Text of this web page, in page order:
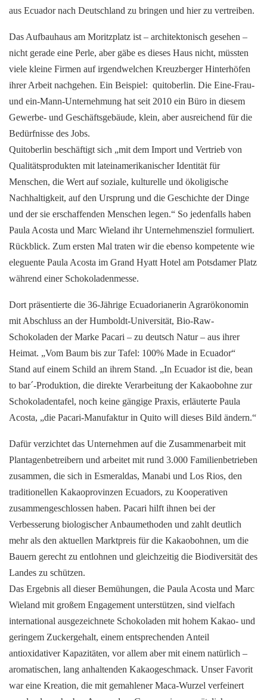
aus Ecuador nach Deutschland zu bringen und hier zu vertreiben.
Das Aufbauhaus am Moritzplatz ist – architektonisch gesehen –
nicht gerade eine Perle, aber gäbe es dieses Haus nicht, müssten
viele kleine Firmen auf irgendwelchen Kreuzberger Hinterhöfen
ihrer Arbeit nachgehen. Ein Beispiel: quitoberlin. Die Eine-Frau-
und ein-Mann-Unternehmung hat seit 2010 ein Büro in diesem
Gewerbe- und Geschäftsgebäude, klein, aber ausreichend für die
Bedürfnisse des Jobs.
Quitoberlin beschäftigt sich „mit dem Import und Vertrieb von
Qualitätsprodukten mit lateinamerikanischer Identität für
Menschen, die Wert auf soziale, kulturelle und ökoligische
Nachhaltigkeit, auf den Ursprung und die Geschichte der Dinge
und der sie erschaffenden Menschen legen.“ So jedenfalls haben
Paula Acosta und Marc Wieland ihr Unternehmensziel formuliert.
Rückblick. Zum ersten Mal traten wir die ebenso kompetente wie
eleguente Paula Acosta im Grand Hyatt Hotel am Potsdamer Platz
während einer Schokoladenmesse.
Dort präsentierte die 36-Jährige Ecuadorianerin Agrarökonomin
mit Abschluss an der Humboldt-Universität, Bio-Raw-
Schokoladen der Marke Pacari – zu deutsch Natur – aus ihrer
Heimat. „Vom Baum bis zur Tafel: 100% Made in Ecuador“
Stand auf einem Schild an ihrem Stand. „In Ecuador ist die, bean
to bar´-Produktion, die direkte Verarbeitung der Kakaobohne zur
Schokoladentafel, noch keine gängige Praxis, erläuterte Paula
Acosta, „die Pacari-Manufaktur in Quito will dieses Bild ändern.“
Dafür verzichtet das Unternehmen auf die Zusammenarbeit mit
Plantagenbetreibern und arbeitet mit rund 3.000 Familienbetrieben
zusammen, die sich in Esmeraldas, Manabi und Los Rios, den
traditionellen Kakaoprovinzen Ecuadors, zu Kooperativen
zusammengeschlossen haben. Pacari hilft ihnen bei der
Verbesserung biologischer Anbaumethoden und zahlt deutlich
mehr als den aktuellen Marktpreis für die Kakaobohnen, um die
Bauern gerecht zu entlohnen und gleichzeitig die Biodiversität des
Landes zu schützen.
Das Ergebnis all dieser Bemühungen, die Paula Acosta und Marc
Wieland mit großem Engagement unterstützen, sind vielfach
international ausgezeichnete Schokoladen mit hohem Kakao- und
geringem Zuckergehalt, einem entsprechenden Anteil
antioxidativer Kapazitäten, vor allem aber mit einem natürlich –
aromatischen, lang anhaltenden Kakaogeschmack. Unser Favorit
war eine Kreation, die mit gemahlener Maca-Wurzel verfeinert